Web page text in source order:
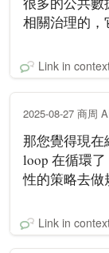
相關治理的，
Link in
2025-08-27 商周
那您覺得現在
loop 在循環
性的策略去做
Link in